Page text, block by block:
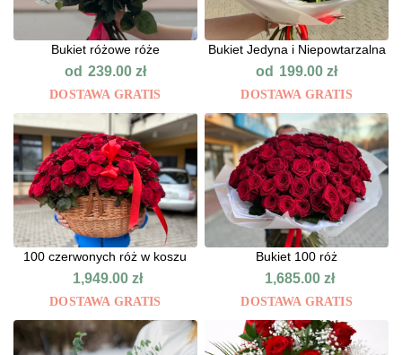
Bukiet różowe róże
od 239.00 zł
DOSTAWA GRATIS
Bukiet Jedyna i Niepowtarzalna
od 199.00zł
DOSTAWA GRATIS
100 czerwonych róż w koszu
1,949.00zł
DOSTAWA GRATIS
Bukiet 100 róż
1,685.00 zł
DOSTAWA GRATIS